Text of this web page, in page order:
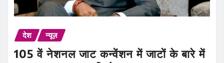
देश न्यूज़
105 वें नेशनल जाट कन्वेंशन में जाटों के बारे में